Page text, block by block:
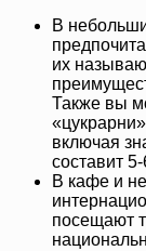
В
их
Также вы
включая
составит
В кафе и
посещают